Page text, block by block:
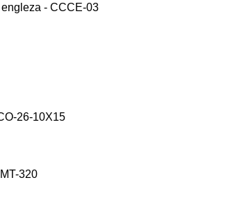
- CCCE-03
26-10X15
320